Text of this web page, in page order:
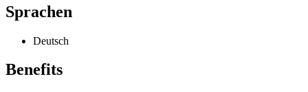
Sprachen
Deutsch
Benefits